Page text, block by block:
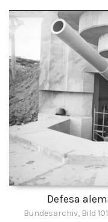
Defesa
Bundesarchiv, Bild